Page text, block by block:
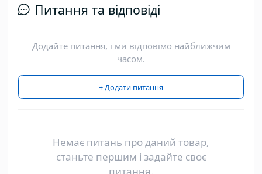
Питання та відповіді
Додайте питання, і ми відповімо найближчим
часом.
+ Додати питання
Немає питань про даний товар,
станьте першим і задайте своє
питання.